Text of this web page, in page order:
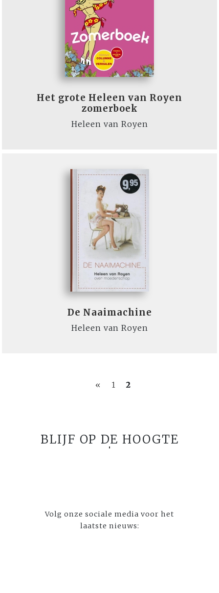
Het grote Heleen van Royen
zomerboek
Heleen van Royen
De Naaimachine
Heleen van Royen
« 1 2
BLIJF OP DE HOOGTE
Volg onze sociale media voor het
laatste nieuws: